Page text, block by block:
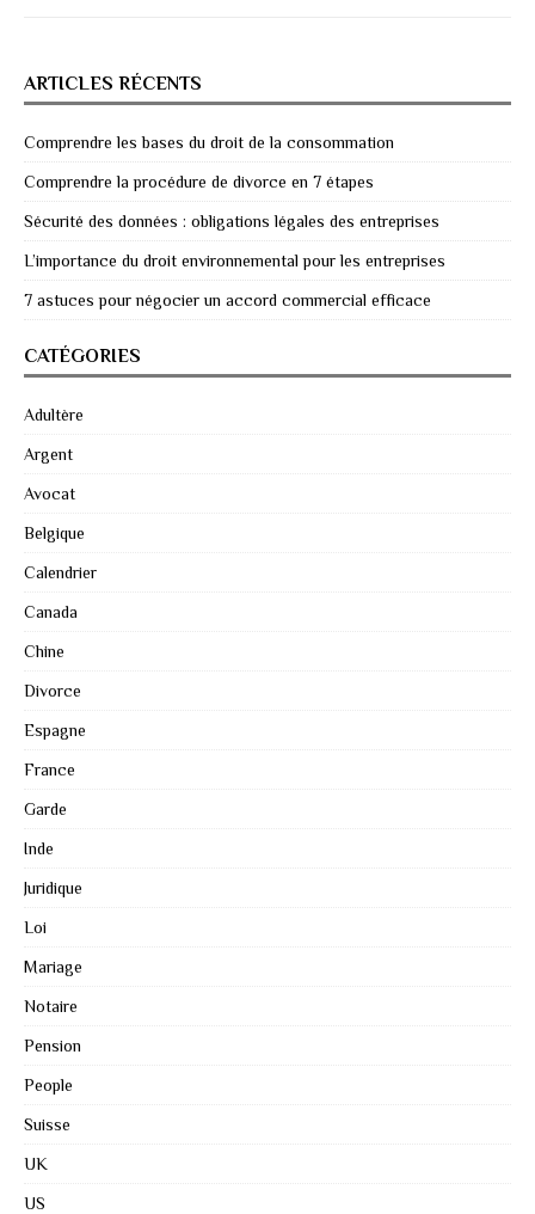
ARTICLES RÉCENTS
Comprendre les bases du droit de la consommation
Comprendre la procédure de divorce en 7 étapes
Sécurité des données : obligations légales des entreprises
L’importance du droit environnemental pour les entreprises
7 astuces pour négocier un accord commercial efficace
CATÉGORIES
Adultère
Argent
Avocat
Belgique
Calendrier
Canada
Chine
Divorce
Espagne
France
Garde
Inde
Juridique
Loi
Mariage
Notaire
Pension
People
Suisse
UK
US